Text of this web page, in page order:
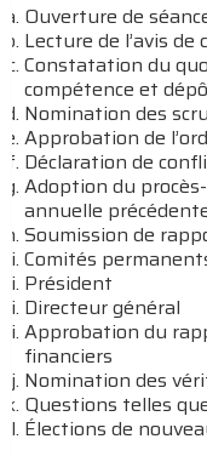
Ouverture de
Lecture de l’avis de
Constatation du
compétence et
Nomination des
Approbation de
Déclaration de
Adoption du
annuelle
Soumission de
Comités
Président
Directeur général
Approbation du
financiers
Nomination des
Questions telles
Élections de